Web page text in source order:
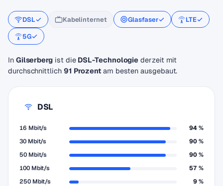
DSL Kabelinternet Glasfaser
LTE
5G
In Gilserberg ist die DSL-Technologie derzeit mit
durchschnittlich 91 Prozentam besten ausgebaut.
DSL
16 Mbit/s
94 %
30 Mbit/s
90 %
50 Mbit/s
90 %
100 Mbit/s
57 %
250 Mbit/s
9 %